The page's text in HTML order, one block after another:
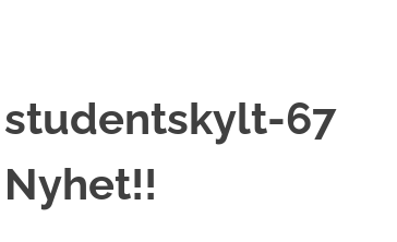
studentskylt-67
Nyhet!!